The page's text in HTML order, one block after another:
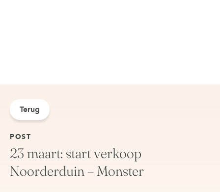
Terug
POST
23 maart: start verkoop
Noorderduin – Monster